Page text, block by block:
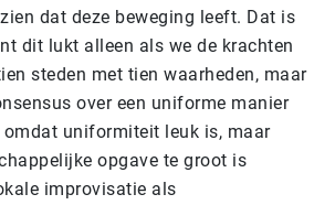
dat deze beweging leeft. Dat is
dit lukt alleen als we de krachten
steden met tien waarheden, maar
over een uniforme manier
omdat uniformiteit leuk is, maar
opgave te groot is
improvisatie als